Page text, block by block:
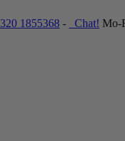
320 1855368 - Chat! Mo-